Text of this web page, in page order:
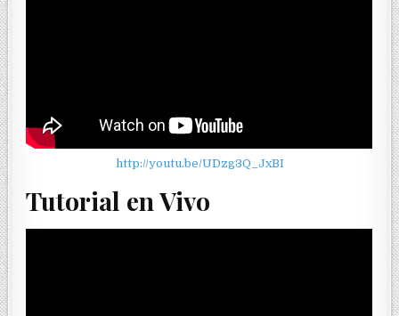
http://youtu.be/UDzg3Q_JxBI
Tutorial en Vivo